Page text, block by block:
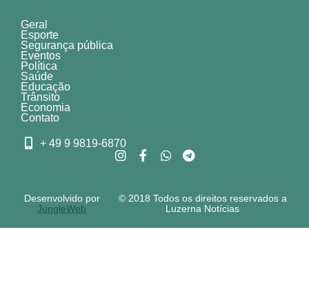
Geral
Esporte
Segurança pública
Eventos
Política
Saúde
Educação
Trânsito
Economia
Contato
+ 49 9 9819-6870
© 2018 Todos os direitos reservados a
Luzerna Notícias
Desenvolvido por
JungleWeb